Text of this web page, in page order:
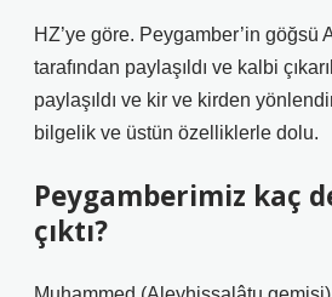
HZ’ye göre. Peygamber’in göğsü
tarafından paylaşıldı ve kalbi
paylaşıldı ve kir ve kirden
bilgelik ve üstün özelliklerle dolu.
Peygamberimiz kaç
çıktı?